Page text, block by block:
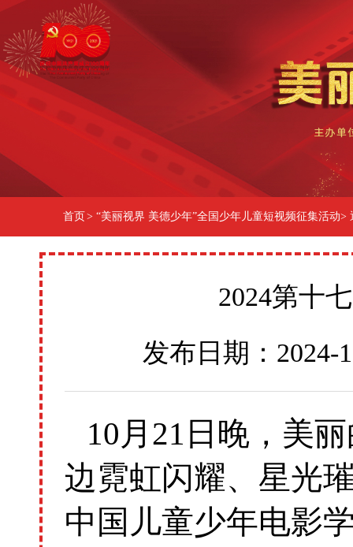
首页 > “美丽视界 美德少年”全国少年儿童短视频征集活动>
2024第十
发布日期：2024-
10月21日晚，美
边霓虹闪耀、星光
中国儿童少年电影